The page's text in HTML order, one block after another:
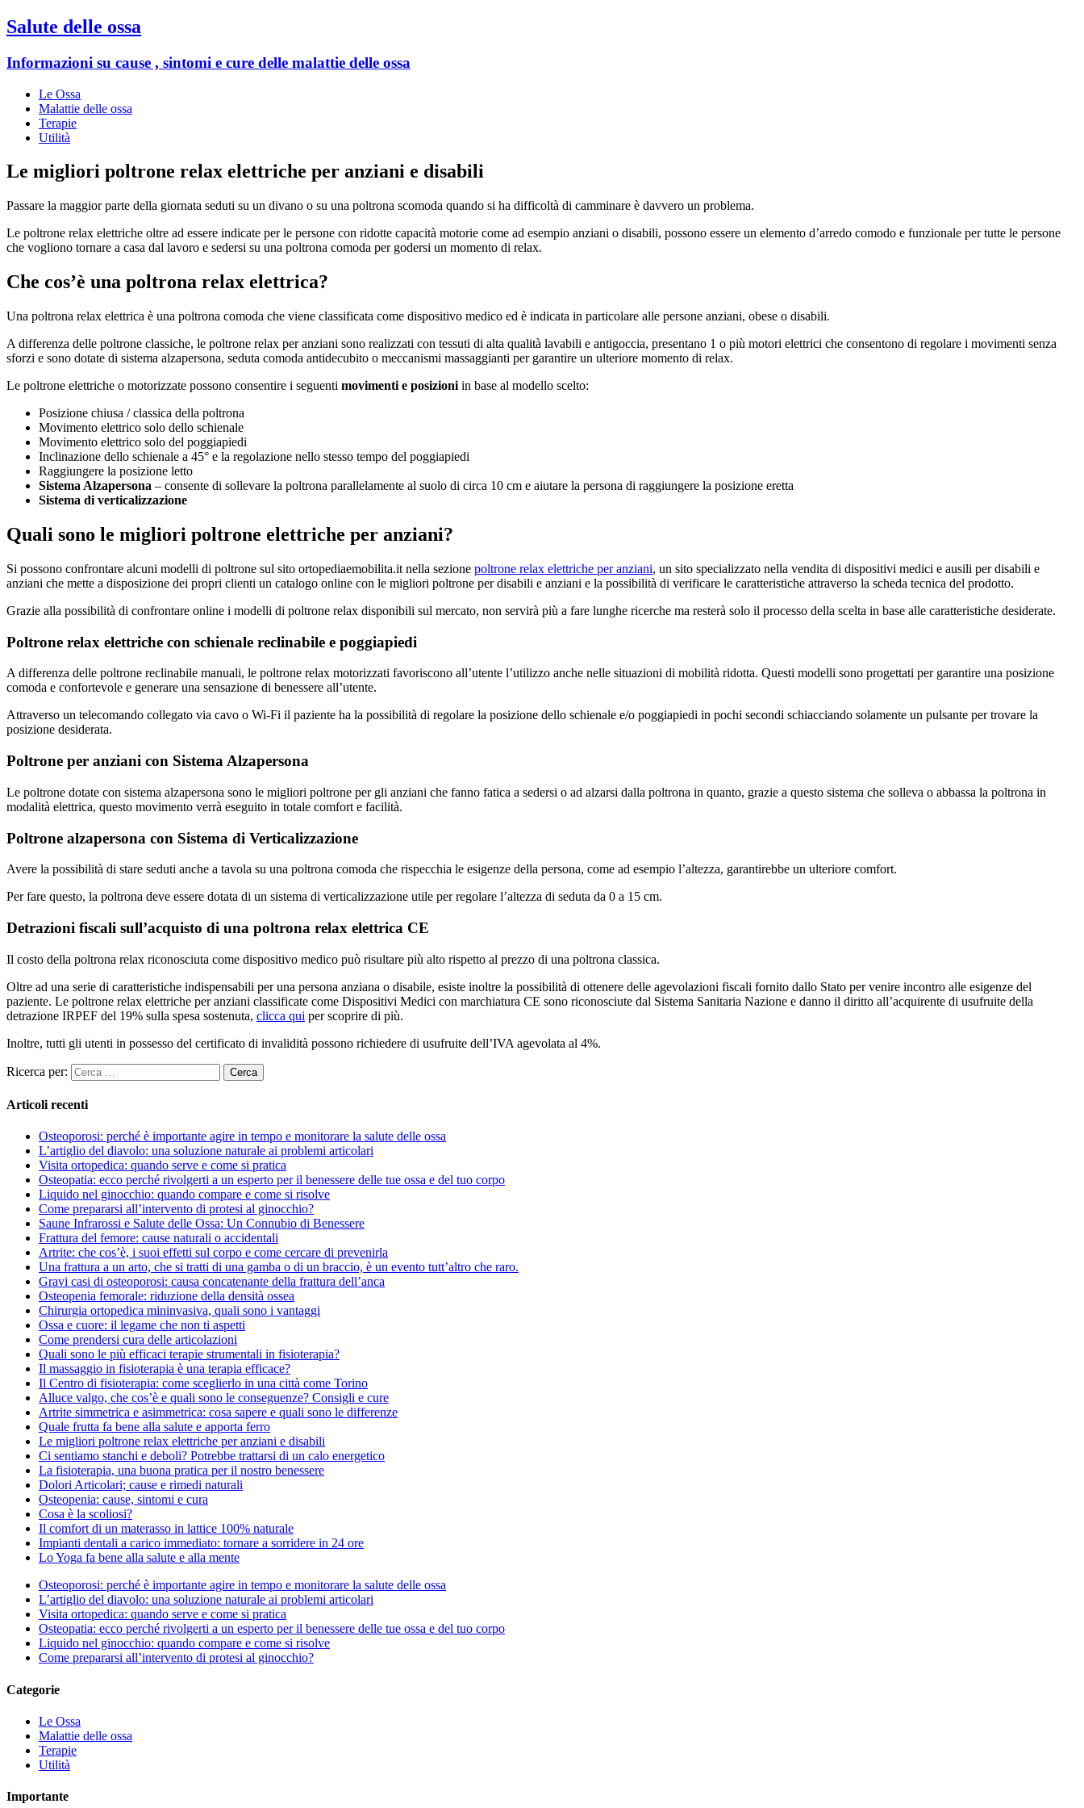
Salute delle ossa
Informazioni su cause , sintomi e cure delle malattie delle ossa
Le Ossa
Malattie delle ossa
Terapie
Utilità
Le migliori poltrone relax elettriche per anziani e disabili
Passare la maggior parte della giornata seduti su un divano o su una poltrona scomoda quando si ha difficoltà di camminare è davvero un problema.
Le poltrone relax elettriche oltre ad essere indicate per le persone con ridotte capacità motorie come ad esempio anziani o disabili, possono essere un elemento d’arredo comodo e funzionale per tutte le persone
che vogliono tornare a casa dal lavoro e sedersi su una poltrona comoda per godersi un momento di relax.
Che cos’è una poltrona relax elettrica?
Una poltrona relax elettrica è una poltrona comoda che viene classificata come dispositivo medico ed è indicata in particolare alle persone anziani, obese o disabili.
A differenza delle poltrone classiche, le poltrone relax per anziani sono realizzati con tessuti di alta qualità lavabili e antigoccia, presentano 1 o più motori elettrici che consentono di regolare i movimenti senza
sforzi e sono dotate di sistema alzapersona, seduta comoda antidecubito o meccanismi massaggianti per garantire un ulteriore momento di relax.
Le poltrone elettriche o motorizzate possono consentire i seguenti movimenti e posizioni in base al modello scelto:
Posizione chiusa / classica della poltrona
Movimento elettrico solo dello schienale
Movimento elettrico solo del poggiapiedi
Inclinazione dello schienale a 45° e la regolazione nello stesso tempo del poggiapiedi
Raggiungere la posizione letto
Sistema Alzapersona – consente di sollevare la poltrona parallelamente al suolo di circa 10 cm e aiutare la persona di raggiungere la posizione eretta
Sistema di verticalizzazione
Quali sono le migliori poltrone elettriche per anziani?
Si possono confrontare alcuni modelli di poltrone sul sito ortopediaemobilita.it nella sezione poltrone relax elettriche per anziani, un sito specializzato nella vendita di dispositivi medici e ausili per disabili e
anziani che mette a disposizione dei propri clienti un catalogo online con le migliori poltrone per disabili e anziani e la possibilità di verificare le caratteristiche attraverso la scheda tecnica del prodotto.
Grazie alla possibilità di confrontare online i modelli di poltrone relax disponibili sul mercato, non servirà più a fare lunghe ricerche ma resterà solo il processo della scelta in base alle caratteristiche desiderate.
Poltrone relax elettriche con schienale reclinabile e poggiapiedi
A differenza delle poltrone reclinabile manuali, le poltrone relax motorizzati favoriscono all’utente l’utilizzo anche nelle situazioni di mobilità ridotta. Questi modelli sono progettati per garantire una posizione
comoda e confortevole e generare una sensazione di benessere all’utente.
Attraverso un telecomando collegato via cavo o Wi-Fi il paziente ha la possibilità di regolare la posizione dello schienale e/o poggiapiedi in pochi secondi schiacciando solamente un pulsante per trovare la
posizione desiderata.
Poltrone per anziani con Sistema Alzapersona
Le poltrone dotate con sistema alzapersona sono le migliori poltrone per gli anziani che fanno fatica a sedersi o ad alzarsi dalla poltrona in quanto, grazie a questo sistema che solleva o abbassa la poltrona in
modalità elettrica, questo movimento verrà eseguito in totale comfort e facilità.
Poltrone alzapersona con Sistema di Verticalizzazione
Avere la possibilità di stare seduti anche a tavola su una poltrona comoda che rispecchia le esigenze della persona, come ad esempio l’altezza, garantirebbe un ulteriore comfort.
Per fare questo, la poltrona deve essere dotata di un sistema di verticalizzazione utile per regolare l’altezza di seduta da 0 a 15 cm.
Detrazioni fiscali sull’acquisto di una poltrona relax elettrica CE
Il costo della poltrona relax riconosciuta come dispositivo medico può risultare più alto rispetto al prezzo di una poltrona classica.
Oltre ad una serie di caratteristiche indispensabili per una persona anziana o disabile, esiste inoltre la possibilità di ottenere delle agevolazioni fiscali fornito dallo Stato per venire incontro alle esigenze del
paziente. Le poltrone relax elettriche per anziani classificate come Dispositivi Medici con marchiatura CE sono riconosciute dal Sistema Sanitaria Nazione e danno il diritto all’acquirente di usufruite della
detrazione IRPEF del 19% sulla spesa sostenuta, clicca qui per scoprire di più.
Inoltre, tutti gli utenti in possesso del certificato di invalidità possono richiedere di usufruite dell’IVA agevolata al 4%.
Ricerca per:
Articoli recenti
Osteoporosi: perché è importante agire in tempo e monitorare la salute delle ossa
L’artiglio del diavolo: una soluzione naturale ai problemi articolari
Visita ortopedica: quando serve e come si pratica
Osteopatia: ecco perché rivolgerti a un esperto per il benessere delle tue ossa e del tuo corpo
Liquido nel ginocchio: quando compare e come si risolve
Come prepararsi all’intervento di protesi al ginocchio?
Saune Infrarossi e Salute delle Ossa: Un Connubio di Benessere
Frattura del femore: cause naturali o accidentali
Artrite: che cos’è, i suoi effetti sul corpo e come cercare di prevenirla
Una frattura a un arto, che si tratti di una gamba o di un braccio, è un evento tutt’altro che raro.
Gravi casi di osteoporosi: causa concatenante della frattura dell’anca
Osteopenia femorale: riduzione della densità ossea
Chirurgia ortopedica mininvasiva, quali sono i vantaggi
Ossa e cuore: il legame che non ti aspetti
Come prendersi cura delle articolazioni
Quali sono le più efficaci terapie strumentali in fisioterapia?
Il massaggio in fisioterapia è una terapia efficace?
Il Centro di fisioterapia: come sceglierlo in una città come Torino
Alluce valgo, che cos’è e quali sono le conseguenze? Consigli e cure
Artrite simmetrica e asimmetrica: cosa sapere e quali sono le differenze
Quale frutta fa bene alla salute e apporta ferro
Le migliori poltrone relax elettriche per anziani e disabili
Ci sentiamo stanchi e deboli? Potrebbe trattarsi di un calo energetico
La fisioterapia, una buona pratica per il nostro benessere
Dolori Articolari; cause e rimedi naturali
Osteopenia: cause, sintomi e cura
Cosa è la scoliosi?
Il comfort di un materasso in lattice 100% naturale
Impianti dentali a carico immediato: tornare a sorridere in 24 ore
Lo Yoga fa bene alla salute e alla mente
Osteoporosi: perché è importante agire in tempo e monitorare la salute delle ossa
L’artiglio del diavolo: una soluzione naturale ai problemi articolari
Visita ortopedica: quando serve e come si pratica
Osteopatia: ecco perché rivolgerti a un esperto per il benessere delle tue ossa e del tuo corpo
Liquido nel ginocchio: quando compare e come si risolve
Come prepararsi all’intervento di protesi al ginocchio?
Categorie
Le Ossa
Malattie delle ossa
Terapie
Utilità
Importante